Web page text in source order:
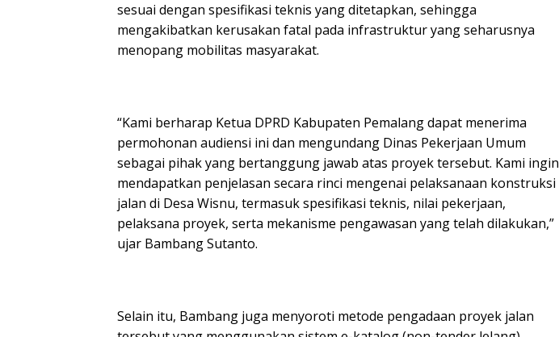
sesuai dengan spesifikasi teknis yang ditetapkan, sehingga
mengakibatkan kerusakan fatal pada infrastruktur yang seharusnya
menopang mobilitas masyarakat.
“Kami berharap Ketua DPRD Kabupaten Pemalang dapat menerima
permohonan audiensi ini dan mengundang Dinas Pekerjaan Umum
sebagai pihak yang bertanggung jawab atas proyek tersebut. Kami ingin
mendapatkan penjelasan secara rinci mengenai pelaksanaan konstruksi
jalan di Desa Wisnu, termasuk spesifikasi teknis, nilai pekerjaan,
pelaksana proyek, serta mekanisme pengawasan yang telah dilakukan,”
ujar Bambang Sutanto.
Selain itu, Bambang juga menyoroti metode pengadaan proyek jalan